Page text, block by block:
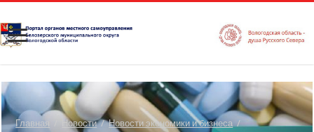
Главная Новости / Новости экономики и бизнеса /